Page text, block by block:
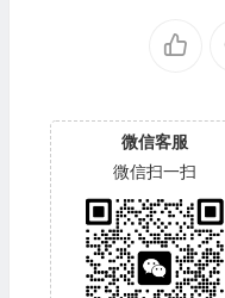
微信客服
微信扫一扫